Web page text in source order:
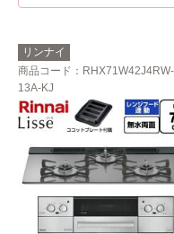
リンナイ
商品コード ：RHX71W42J4RW-
13A-KJ